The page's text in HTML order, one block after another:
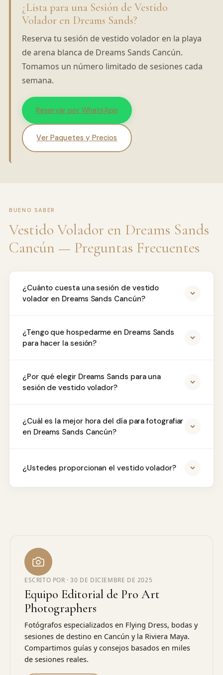
¿Lista para una Sesión de Vestido
Volador en Dreams Sands?
Reserva tu sesión de vestido volador en la playa
de arena blanca de Dreams Sands Cancún.
Tomamos un número limitado de sesiones cada
semana.
Reservar por WhatsApp
Ver Paquetes y Precios
BUENO SABER
Vestido Volador en Dreams Sands
Cancún — Preguntas Frecuentes
¿Cuánto cuesta una sesión de vestido
volador en Dreams Sands Cancún?
¿Tengo que hospedarme en Dreams Sands
para hacer la sesión?
¿Por qué elegir Dreams Sands para una
sesión de vestido volador?
¿Cuál es la mejor hora del día para fotografiar
en Dreams Sands Cancún?
¿Ustedes proporcionan el vestido volador?
ESCRITO POR ·30 DE DICIEMBRE DE 2025
Equipo Editorial de Pro Art
Photographers
Fotógrafos especializados en Flying Dress, bodas y
sesiones de destino en Cancún y la Riviera Maya.
Compartimos guías y consejos basados en miles
de sesiones reales.